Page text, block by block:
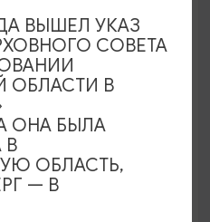
и досуга г. Гурьевск
КАРТА
ВЫШЕЛ УКАЗ
СОВЕТА
ОБЛАСТИ В
ОНА БЫЛА
В
ОБЛАСТЬ,
— В